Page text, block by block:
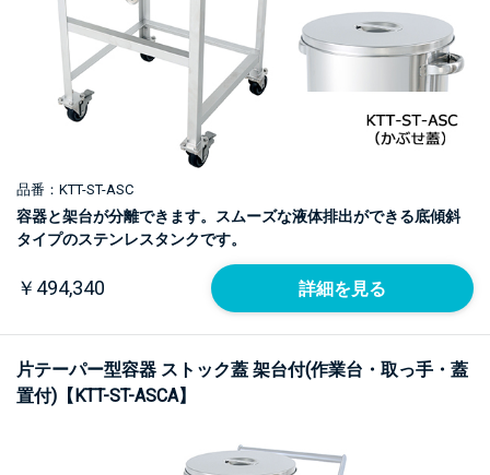
品番：KTT-ST-ASC
容器と架台が分離できます。スムーズな液体排出ができる底傾斜
タイプのステンレスタンクです。
￥494,340 詳細を見る
片テーパー型容器 ストック蓋 架台付(作業台・取っ手・蓋
置付)【KTT-ST-ASCA】